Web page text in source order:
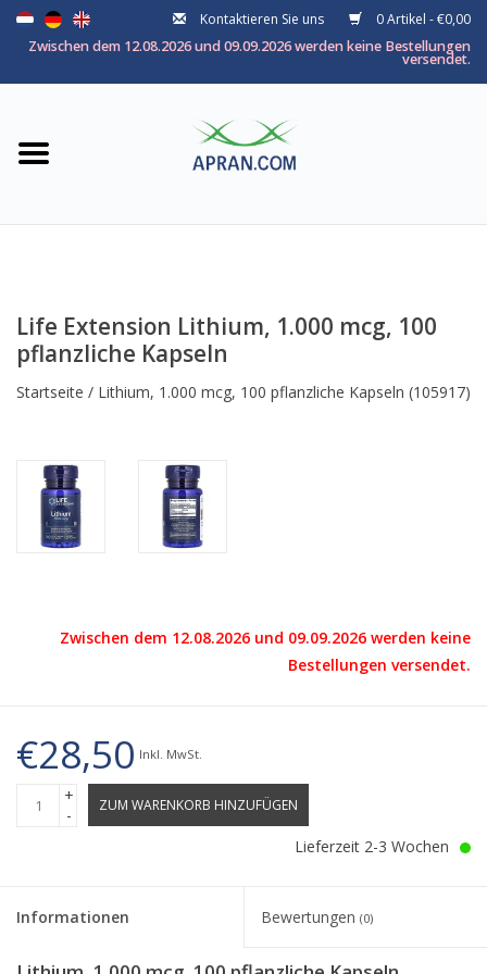
Kontaktieren Sie uns
0 Artikel - €0,00
Zwischen dem 12.08.2026 und 09.09.2026 werden keine Bestellungen
versendet.
Startseite
Kategorie
Nach thema
Life Extension Lithium, 1.000 mcg, 100
pflanzliche Kapseln
Startseite / Lithium, 1.000 mcg, 100 pflanzliche Kapseln (105917)
Zwischen dem 12.08.2026 und 09.09.2026 werden keine
Bestellungen versendet.
€28,50 Inkl. MwSt.
+
-
ZUM WARENKORB HINZUFÜGEN
Lieferzeit 2-3 Wochen
Informationen Bewertungen (0)